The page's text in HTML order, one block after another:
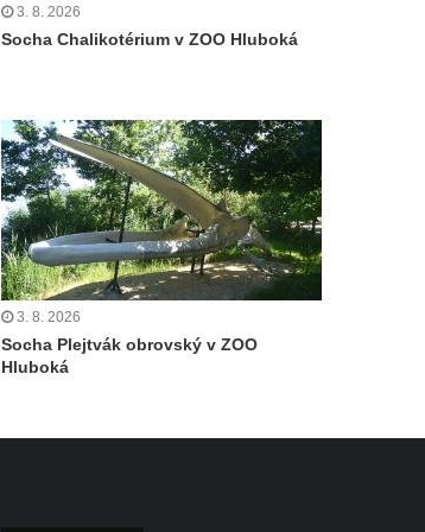
3. 8. 2026
Socha Chalikotérium v ZOO Hluboká
3. 8. 2026
Socha Plejtvák obrovský v ZOO
Hluboká